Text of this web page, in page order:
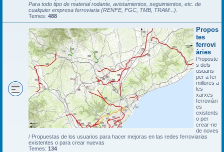
Para todo tipo de material rodante, avistamientos, seguimientos, etc. de
cualquier empresa ferroviaria (RENFE, FGC, TMB, TRAM...).
Temes: 488
Propos
tes
ferrovi
àries
Proposte
s dels
usuaris
per a fer
millores a
les
xarxes
ferroviàri
es
existents
o per
crear-ne
de noves
/ Propuestas de los usuarios para hacer mejoras en las redes ferroviarias
existentes o para crear nuevas
Temes: 134